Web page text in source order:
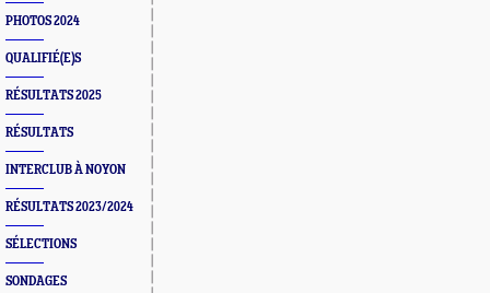
PHOTOS 2024
QUALIFIÉ(E)S
RÉSULTATS 2025
RÉSULTATS
INTERCLUB À NOYON
RÉSULTATS 2023/2024
SÉLECTIONS
SONDAGES